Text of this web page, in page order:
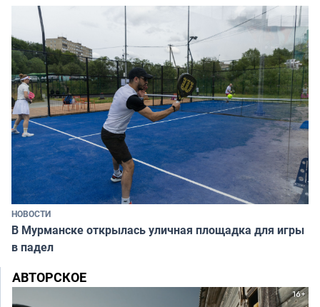
НОВОСТИ
В Мурманске открылась уличная площадка для игры
в падел
АВТОРСКОЕ